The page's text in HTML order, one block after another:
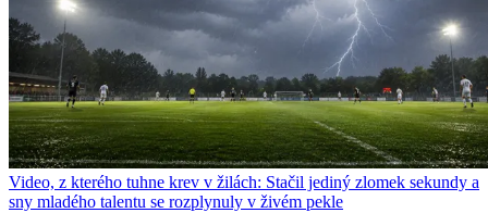
Video, z kterého tuhne krev v žilách: Stačil jediný zlomek sekundy a
sny mladého talentu se rozplynuly v živém pekle